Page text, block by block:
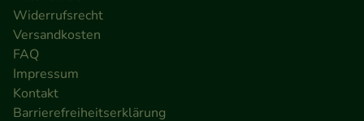
den Inhalt auf unserer Website aber auch die
Werbung auf Drittseiten möglichst relevant für Sie
zu gestalten. Bitte beachten Sie, dass Daten hierfür
teilweise an Dritte wie z.B. Google oder soziale
Medien übertragen werden.
Widerrufsrecht
Versandkosten
FAQ
Impressum
Kontakt
Barrierefreiheitserklärung